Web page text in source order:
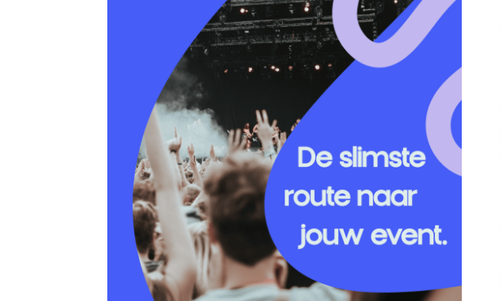
Prijs op locatie €27,50 | Parkeren vanaf 17.00 uur
P-1 GelreDome
excl. servicekosten
Info
Prijs op locatie €35,00 | Parkeren vanaf 13.00 uur
P-6 Park & Shuttle Papendal
€ 12,50 excl. servicekosten
Prijs op locatie €20,00 | Parkeren vanaf 14.00 uur
P-9 Park & Walk Gelderse
Poort
excl. servicekosten
Info